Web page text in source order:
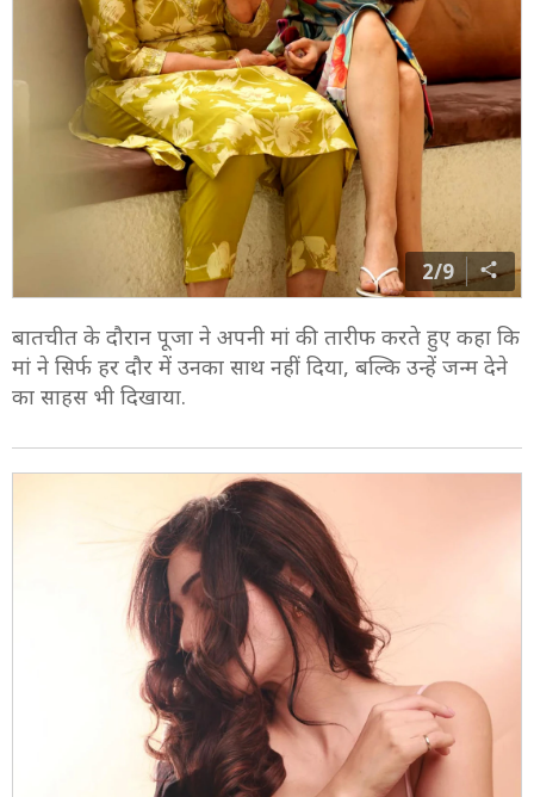
2/9
बातचीत के दौरान पूजा ने अपनी मां की तारीफ करते हुए कहा कि
मां ने सिर्फ हर दौर में उनका साथ नहीं दिया, बल्कि उन्हें जन्म देने
का साहस भी दिखाया.